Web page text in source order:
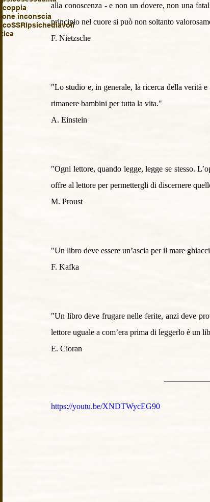
alla conoscenza - e non un dovere, non una
principio nel cuore si può non soltanto
F. Nietzsche
"Lo studio e, in generale, la ricerca della verità
rimanere bambini per tutta la vita."
A. Einstein
"Ogni lettore, quando legge, legge se stesso.
offre al lettore per permettergli di discernere
M. Proust
"Un libro deve essere un’ascia per il mare
F. Kafka
"Un libro deve frugare nelle ferite, anzi deve
lettore uguale a com’era prima di leggerlo è un
E. Cioran
https://youtu.be/XNDTWycEG90
coppia
inconscia
SSRIpsichediavoli